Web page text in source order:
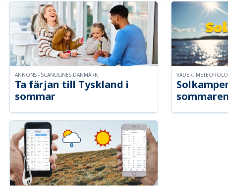
Ta färjan till Tyskland i
sommar
ANNONS - SCANDLINES DANMARK VÄDER,